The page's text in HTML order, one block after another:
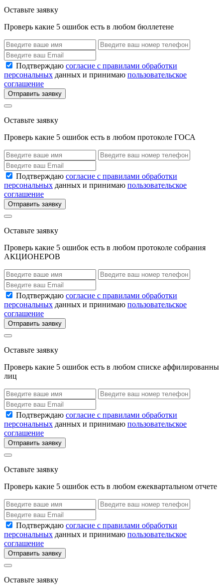
Оставьте заявку
Проверь какие 5 ошибок есть в любом бюллетене
Подтверждаю согласие с правилами обработки
персональных данных и принимаю пользовательское
соглашение
Отправить заявку
Оставьте заявку
Проверь какие 5 ошибок есть в любом протоколе ГОСА
Подтверждаю согласие с правилами обработки
персональных данных и принимаю пользовательское
соглашение
Отправить заявку
Оставьте заявку
Проверь какие 5 ошибок есть в любом протоколе собрания
АКЦИОНЕРОВ
Подтверждаю согласие с правилами обработки
персональных данных и принимаю пользовательское
соглашение
Отправить заявку
Оставьте заявку
Проверь какие 5 ошибок есть в любом списке аффилированны
лиц
Подтверждаю согласие с правилами обработки
персональных данных и принимаю пользовательское
соглашение
Отправить заявку
Оставьте заявку
Проверь какие 5 ошибок есть в любом ежеквартальном отчете
Подтверждаю согласие с правилами обработки
персональных данных и принимаю пользовательское
соглашение
Отправить заявку
Оставьте заявку